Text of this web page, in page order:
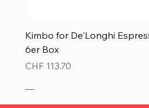
Kimbo for De'Longhi
6er Box
Preis
CHF 113.70